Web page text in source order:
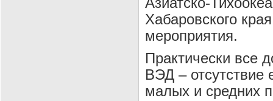
Хабаровского
мероприятия.
Практически все
ВЭД – отсутствие
малых и средних